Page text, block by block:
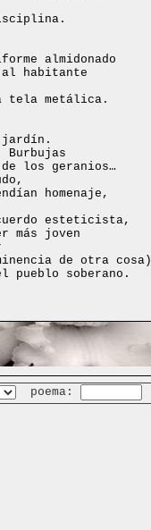
almidonado
al habitante
tela metálica.
jardín.
Burbujas
los geranios…
homenaje,
esteticista,
más joven
de otra cosa)
pueblo soberano.
poema: